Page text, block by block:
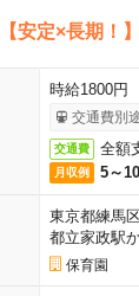
【安定×長期！
時給1800円
交通費別
交通費 全額
月収例 5～
東京都練馬
都立家政駅
保育園